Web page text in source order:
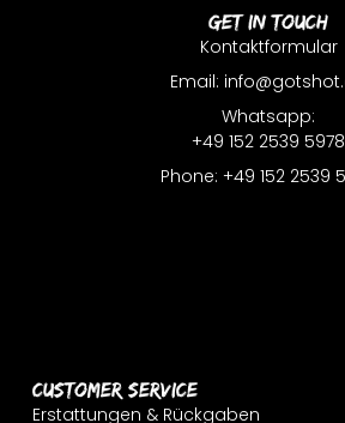
Customer Service
Erstattungen & Rückgaben
Get In Touch
Kontaktformular
Email:
Whatsapp:
+49 152 2539 5978
Phone: +49 152 2539